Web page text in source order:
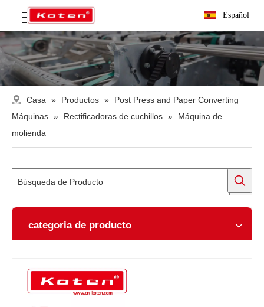
Español
Casa » Productos »
Post Press and Paper Converting
Máquinas » Rectificadoras de cuchillos »
Máquina de
molienda
categoria de producto